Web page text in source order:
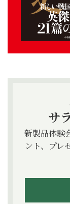
サ
新製品体験
ント、プレ